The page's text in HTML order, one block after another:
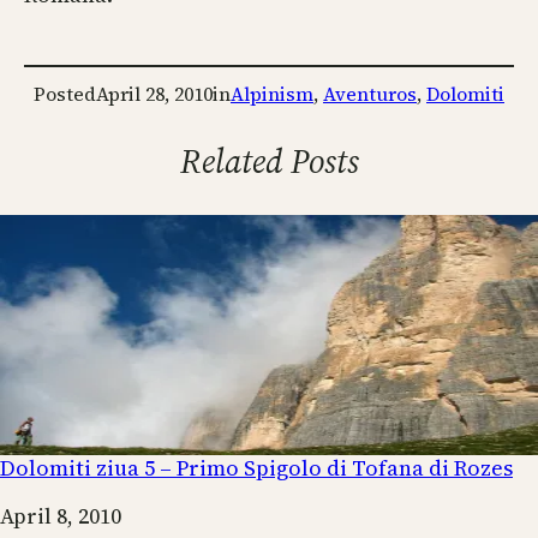
PostedApril 28, 2010inAlpinism, Aventuros, Dolomiti
Related Posts
Dolomiti ziua 5 – Primo Spigolo di Tofana di Rozes
Date
April 8, 2010